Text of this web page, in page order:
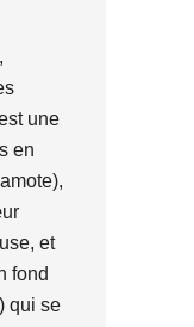
une
en
et
fond
qui se